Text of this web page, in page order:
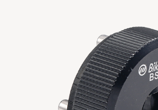
BIKESERVICE シグネチャー
電気システムツール
燃料噴射とキャブレターツール